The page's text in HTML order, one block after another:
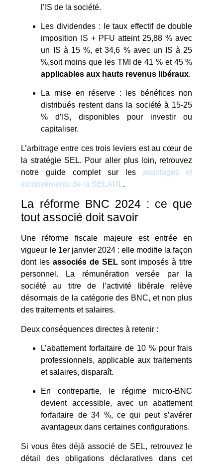
l’IS de la société.
Les dividendes : le taux effectif de double
imposition IS + PFU atteint 25,88 % avec
un IS à 15 %, et 34,6 % avec un IS à 25
%,soit moins que les TMI de 41 % et 45 %
applicables aux hauts revenus libéraux.
La mise en réserve : les bénéfices non
distribués restent dans la société à 15-25
% d’IS, disponibles pour investir ou
capitaliser.
L’arbitrage entre ces trois leviers est au cœur de
la stratégie SEL. Pour aller plus loin, retrouvez
notre guide complet sur les avantages et
inconvénients de la SELARL .
La réforme BNC 2024 : ce que
tout associé doit savoir
Une réforme fiscale majeure est entrée en
vigueur le 1er janvier 2024 : elle modifie la façon
dont lesassociés de SEL sont imposés à titre
personnel. La rémunération versée par la
société au titre de l’activité libérale relève
désormais de la catégorie des BNC, et non plus
des traitements et salaires.
Deux conséquences directes à retenir :
L’abattement forfaitaire de 10 % pour frais
professionnels, applicable aux traitements
et salaires, disparaît.
En contrepartie, le régime micro-BNC
devient accessible, avec un abattement
forfaitaire de 34 %, ce qui peut s’avérer
avantageux dans certaines configurations.
Si vous êtes déjà associé de SEL, retrouvez le
détail des obligations déclaratives dans cet